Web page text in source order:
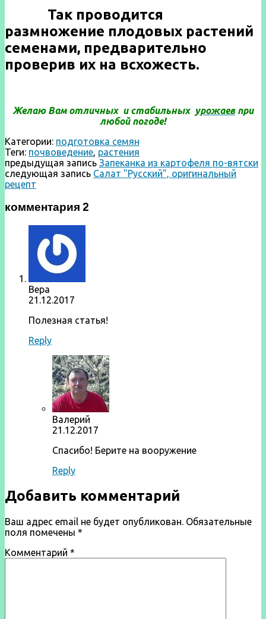
Так проводится
размножение плодовых растений
семенами, предварительно
проверив их на всхожесть.
Желаю Вам отличных и стабильных урожаевпри
любой погоде!
Категории: подготовка семян
Теги: почвоведение, растения
предыдущая запись Запеканка из картофеля по-вятски
следующая запись Салат "Русский", оригинальный
рецепт
комментария 2
Вера
21.12.2017
Полезная статья!
Reply
Валерий
21.12.2017
Спасибо! Берите на вооружение
Reply
Добавить комментарий
Ваш адрес email не будет опубликован. Обязательные
поля помечены *
Комментарий *